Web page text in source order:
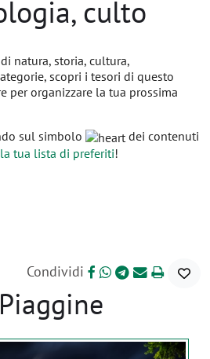
culto
natura, storia, cultura,
scopri i tesori di questo
per organizzare la tua prossima
sul simbolo
dei contenuti
tua lista di preferiti!
Condividi